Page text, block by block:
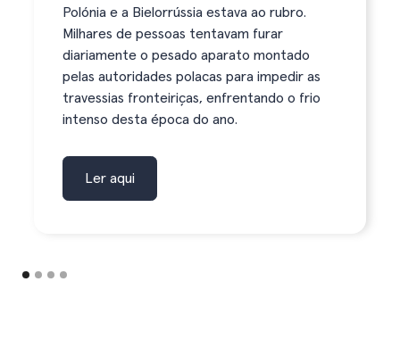
Polónia e a Bielorrússia estava ao rubro.
Milhares de pessoas tentavam furar
diariamente o pesado aparato montado
pelas autoridades polacas para impedir as
travessias fronteiriças, enfrentando o frio
intenso desta época do ano.
Ler aqui